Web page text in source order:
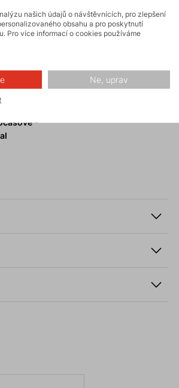
–
našich údajů o návštěvnících, pro zlepšení
obsahu a pro poskytnutí
Pro více informací o cookies používáme
Ne, uprav